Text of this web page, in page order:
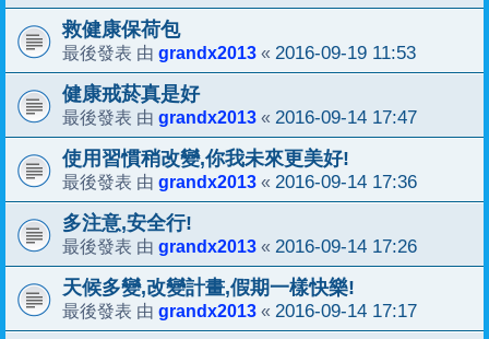
救健康保荷包
最後發表 由 grandx2013 « 2016-09-19 11:53
健康戒菸真是好
最後發表 由 grandx2013 « 2016-09-14 17:47
使用習慣稍改變,你我未來更美好!
最後發表 由 grandx2013 « 2016-09-14 17:36
多注意,安全行!
最後發表 由 grandx2013 « 2016-09-14 17:26
天候多變,改變計畫,假期一樣快樂!
最後發表 由 grandx2013 « 2016-09-14 17:17